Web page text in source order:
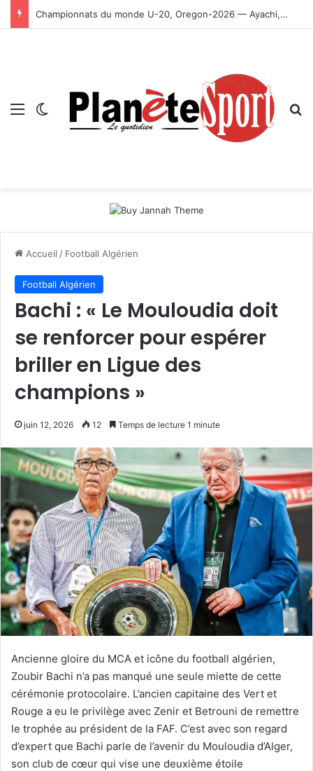
Championnats du monde U-20, Oregon-2026 — Ayachi, Dissa, Touahria et Ghezali en finale
Menu Switch skin
Accueil / Football Algérien
Football Algérien
Bachi : « Le Mouloudia doit
se renforcer pour espérer
briller en Ligue des
champions »
juin 12, 2026 12 Temps de lecture 1 minute
Ancienne gloire du MCA et icône du football algérien,
Zoubir Bachi n’a pas manqué une seule miette de cette
cérémonie protocolaire. L’ancien capitaine des Vert et
Rouge a eu le privilège avec Zenir et Betrouni de remettre
le trophée au président de la FAF. C’est avec son regard
d’expert que Bachi parle de l’avenir du Mouloudia d’Alger,
son club de cœur qui vise une deuxième étoile